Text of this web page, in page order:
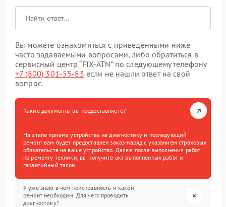
Вы можете ознакомиться с приведенными ниже
часто задаваемыми вопросами, либо обратиться в
сервисный центр “FIX-ATN” по следующему телефону
+7 (800) 301-55-83 если не нашли ответ на свой
вопрос.
Какие документы вы предоставляете?
На этапе приема устройства на диагностику и последующий
ремонт вам будет предоставлен заказ-наряд с указанием страховых
обязательств на ваше устройство. Далее, после выполнения работ
по ремонту техники, вы получите акт выполненных работ и
гарантийный талон.
Я уже знаю в чем неисправность и какой
ремонт необходим. Для чего проводить
диагностику?